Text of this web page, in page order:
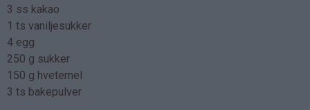
3 ss kakao
1 ts vaniljesukker
4 egg
250 g sukker
150 g hvetemel
3 ts bakepulver